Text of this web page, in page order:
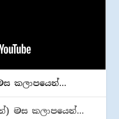
කලාපයෙන්…
මස කලාපයෙන්…